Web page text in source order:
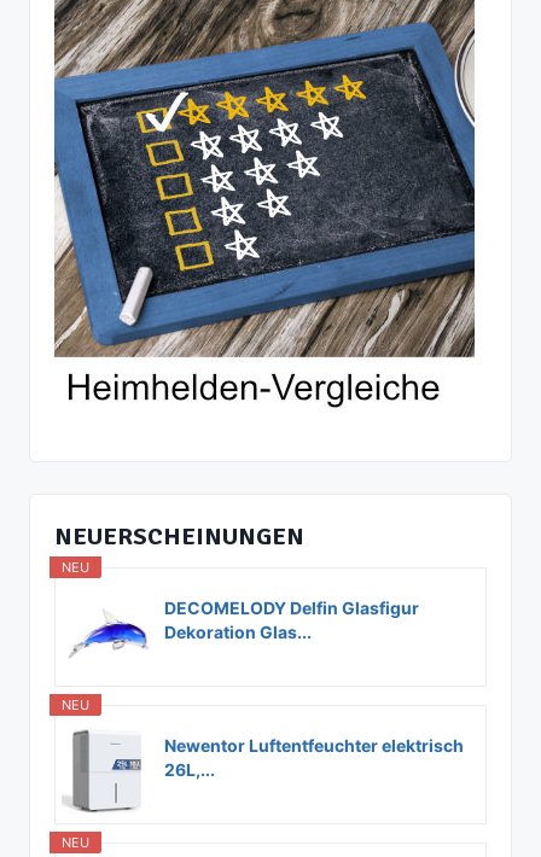
NEUERSCHEINUNGEN
NEU
DECOMELODY Delfin Glasfigur
Dekoration Glas...
NEU
Newentor Luftentfeuchter elektrisch
26L,...
NEU